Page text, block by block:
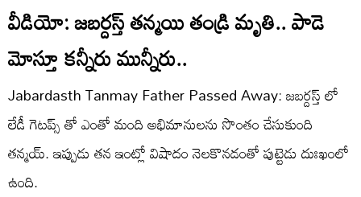
వీడియో: జబర్దస్త్ తన్మయి తండ్రి మృతి.. పాడె
మోస్తూ కన్నీరు మున్నీరు..
Jabardasth Tanmay Father Passed Away: జబర్దస్త్ లో
లేడీ గెటప్స్ తో ఎంతో మంది అభిమానులను సొంతం చేసుకుంది
తన్మయ్. ఇప్పుడు తన ఇంట్లో విషాదం నెలకొనడంతో పుట్టెడు దుఃఖంలో
ఉంది.